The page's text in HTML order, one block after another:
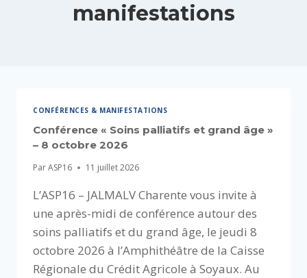
manifestations
CONFÉRENCES & MANIFESTATIONS
Conférence « Soins palliatifs et grand âge »
– 8 octobre 2026
ParASP16 11 juillet 2026
L’ASP16 – JALMALV Charente vous invite à
une après-midi de conférence autour des
soins palliatifs et du grand âge, le jeudi 8
octobre 2026 à l’Amphithéâtre de la Caisse
Régionale du Crédit Agricole à Soyaux. Au